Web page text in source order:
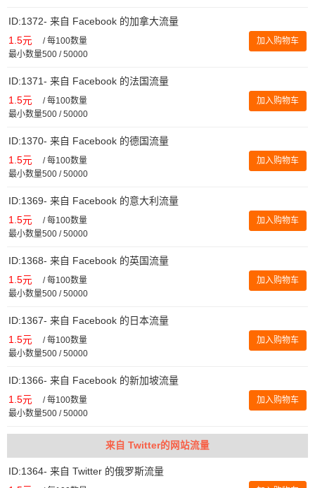
ID:1372- 来自 Facebook 的加拿大流量
1.5元 /每100数量
最小数量500 / 50000
加入购物车
ID:1371- 来自 Facebook 的法国流量
1.5元 /每100数量
最小数量500 / 50000
加入购物车
ID:1370- 来自 Facebook 的德国流量
1.5元 /每100数量
最小数量500 / 50000
加入购物车
ID:1369- 来自 Facebook 的意大利流量
1.5元 /每100数量
最小数量500 / 50000
加入购物车
ID:1368- 来自 Facebook 的英国流量
1.5元 /每100数量
最小数量500 / 50000
加入购物车
ID:1367- 来自 Facebook 的日本流量
1.5元 /每100数量
最小数量500 / 50000
加入购物车
ID:1366- 来自 Facebook 的新加坡流量
1.5元 /每100数量
最小数量500 / 50000
加入购物车
来自 Twitter的网站流量
ID:1364- 来自 Twitter 的俄罗斯流量